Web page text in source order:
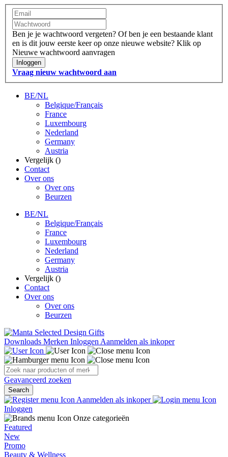
Ben je je wachtwoord vergeten? Of ben je een bestaande klant
en is dit jouw eerste keer op onze nieuwe website? Klik op
Nieuwe wachtwoord aanvragen
Inloggen
Vraag nieuw wachtwoord aan
BE/NL
Belgique/Français
France
Luxembourg
Nederland
Germany
Austria
Vergelijk ()
Contact
Over ons
Over ons
Beurzen
BE/NL
Belgique/Français
France
Luxembourg
Nederland
Germany
Austria
Vergelijk ()
Contact
Over ons
Over ons
Beurzen
Downloads Merken Inloggen Aanmelden als inkoper
Geavanceerd zoeken
Search
Aanmelden als inkoper
Inloggen
Onze categorieën
Featured
New
Promo
Beauty & Wellness